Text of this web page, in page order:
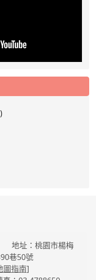
)
地址：桃園市楊梅
巷50號
指南]